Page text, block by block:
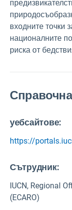
входните точки
националните
риска от
уебсайтове:
https://
Сътрудник:
IUCN, Regional
(ECARO)